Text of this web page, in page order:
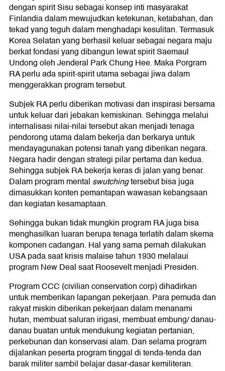
dengan spirit Sisu sebagai konsep inti masyarakat
Finlandia dalam mewujudkan ketekunan, ketabahan, dan
tekad yang teguh dalam menghadapi kesulitan. Termasuk
Korea Selatan yang berhasil keluar sebagai negara maju
berkat fondasi yang dibangun lewat spirit Saemaul
Undong oleh Jenderal Park Chung Hee. Maka Porgram
RA perlu ada spirit-spirit utama sebagai jiwa dalam
menggerakkan program tersebut.
Subjek RA perlu diberikan motivasi dan inspirasi bersama
untuk keluar dari jebakan kemiskinan. Sehingga melalui
internalisasi nilai-nilai tersebut akan menjadi tenaga
pendorong utama dalam bekerja dan berkarya untuk
mendayagunakan potensi tanah yang diberikan negara.
Negara hadir dengan strategi pilar pertama dan kedua.
Sehingga subjek RA bekerja keras di jalan yang benar.
Dalam program mental swutchingtersebut bisa juga
dimasukkan konten pemantapan wawasan kebangsaan
dan kegiatan kesamaptaan.
Sehingga bukan tidak mungkin program RA juga bisa
menghasilkan luaran berupa tenaga terlatih dalam skema
komponen cadangan. Hal yang sama pernah dilakukan
USA pada saat krisis malaise tahun 1930 melalaui
program New Deal saat Roosevelt menjadi Presiden.
Program CCC (civilian conservation corp) dihadirkan
untuk memberikan lapangan pekerjaan. Para pemuda dan
rakyat miskin diberikan pekerjaan dalam menanami
hutan, membuat saluran irigasi, membuat embung/ danau-
danau buatan untuk mendukung kegiatan pertanian,
perkebunan dan konservasi alam. Dan selama program
dijalankan peserta program tinggal di tenda-tenda dan
barak militer sambil belajar dasar-dasar kemiliteran.